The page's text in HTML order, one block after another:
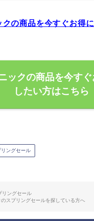
クの商品を今すぐお得
ックの商品を今す
したい方はこちら
ングセール
リングセール
スプリングセールを探している方へ